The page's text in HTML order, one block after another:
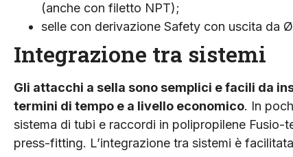
(anche con filetto NPT);
selle con derivazione Safety con uscita da
Integrazione tra sistemi
Gli attacchi a sella sono semplici e facili da
termini di tempo e a livello economico. In
sistema di tubi e raccordi in polipropilene
press-fitting. L’integrazione tra sistemi è